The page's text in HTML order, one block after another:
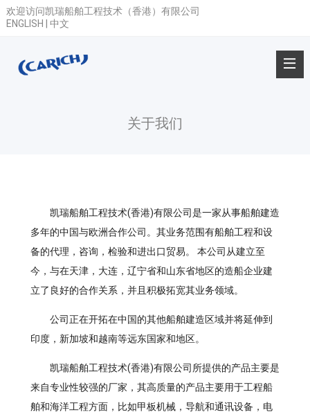
欢迎访问凯瑞船舶工程技术（香港）有限公司
ENGLISH
中文
关于我们
凯瑞船舶工程技术(香港)有限公司是一家从事船舶建造
多年的中国与欧洲合作公司。其业务范围有船舶工程和设
备的代理，咨询，检验和进出口贸易。 本公司从建立至
今，与在天津，大连，辽宁省和山东省地区的造船企业建
立了良好的合作关系，并且积极拓宽其业务领域。
公司正在开拓在中国的其他船舶建造区域并将延伸到
印度，新加坡和越南等远东国家和地区。
凯瑞船舶工程技术(香港)有限公司所提供的产品主要是
来自专业性较强的厂家，其高质量的产品主要用于工程船
舶和海洋工程方面，比如甲板机械，导航和通讯设备，电